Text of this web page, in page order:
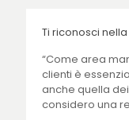
Ti riconosci
“Come area
clienti è
anche quella
considero una